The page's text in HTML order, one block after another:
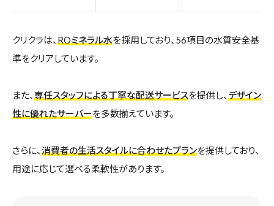
クリクラは、 ROミネラル水を採用しており、56項目の水質安全基
準をクリアしています。
また、 専任スタッフによる丁寧な配送サービスを提供し、 デザイン
性に優れたサーバーを多数揃えています。
さらに、 消費者の生活スタイルに合わせたプランを提供しており、
用途に応じて選べる柔軟性があります。